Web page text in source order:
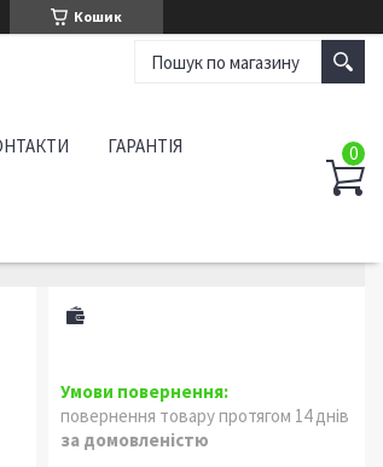
Кошик
ГАРАНТІЯ
повернення товару протягом 14 днів
за домовленістю